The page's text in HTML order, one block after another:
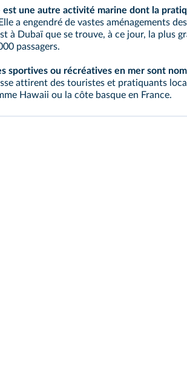
est une autre activité marine dont la
Elle a engendré de vastes aménagements
à Dubaï que se trouve, à ce jour, la plus
passagers.
sportives ou récréatives en mer sont
attirent des touristes et pratiquants
Hawaii ou la côte basque en France.